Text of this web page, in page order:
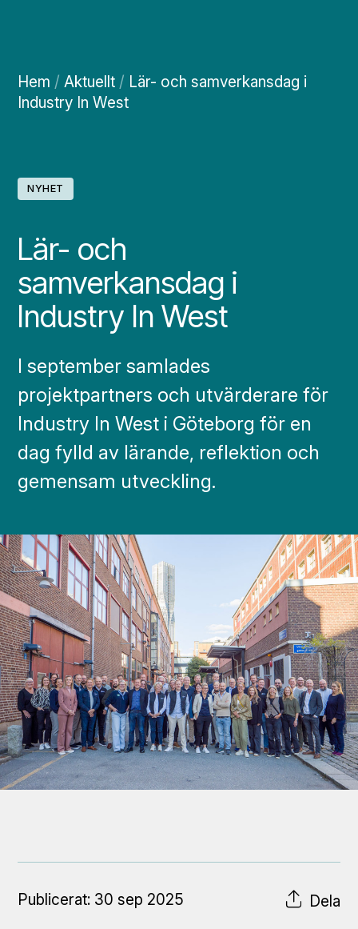
Hem /Aktuellt / Lär- och samverkansdag i
Industry In West
NYHET
Lär- och
samverkansdag i
Industry In West
I september samlades
projektpartners och utvärderare för
Industry In West i Göteborg för en
dag fylld av lärande, reflektion och
gemensam utveckling.
Publicerat: 30 sep 2025 Dela